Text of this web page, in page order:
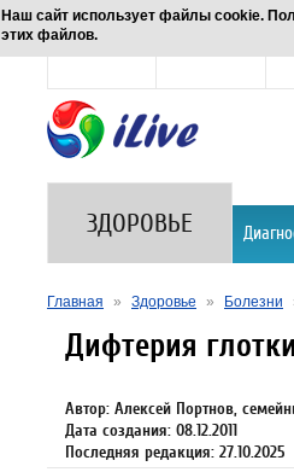
Наш сайт использует файлы cookie.
этих файлов.Новости
ЗДОРОВЬЕ
Главная » Здоровье » Болезни
Дифтерия глотки
Автор: Алексей Портнов,
Дата создания: 08.12.2011
Последняя редакция: 27.10.2025